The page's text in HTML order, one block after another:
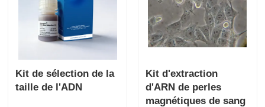
Kit de sélection de la
taille de l'ADN
Kit d'extraction
d'ARN de perles
magnétiques de sang